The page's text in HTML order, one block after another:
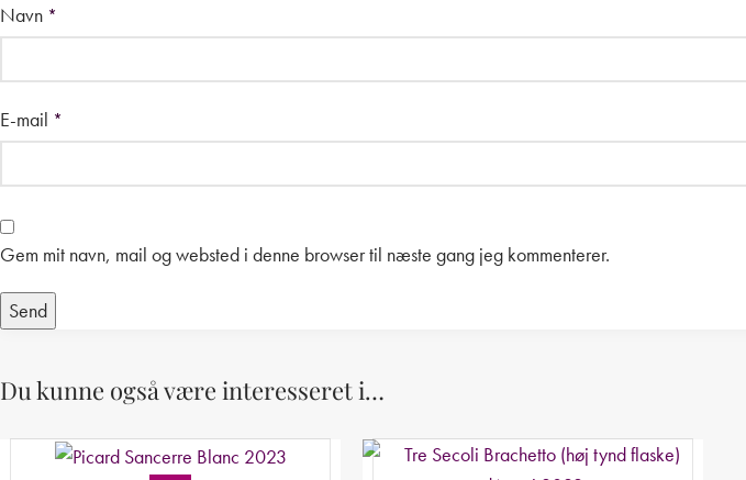
Navn *
E-mail *
Gem mit navn, mail og websted i denne browser til næste gang jeg kommenterer.
Du kunne også være interesseret i…